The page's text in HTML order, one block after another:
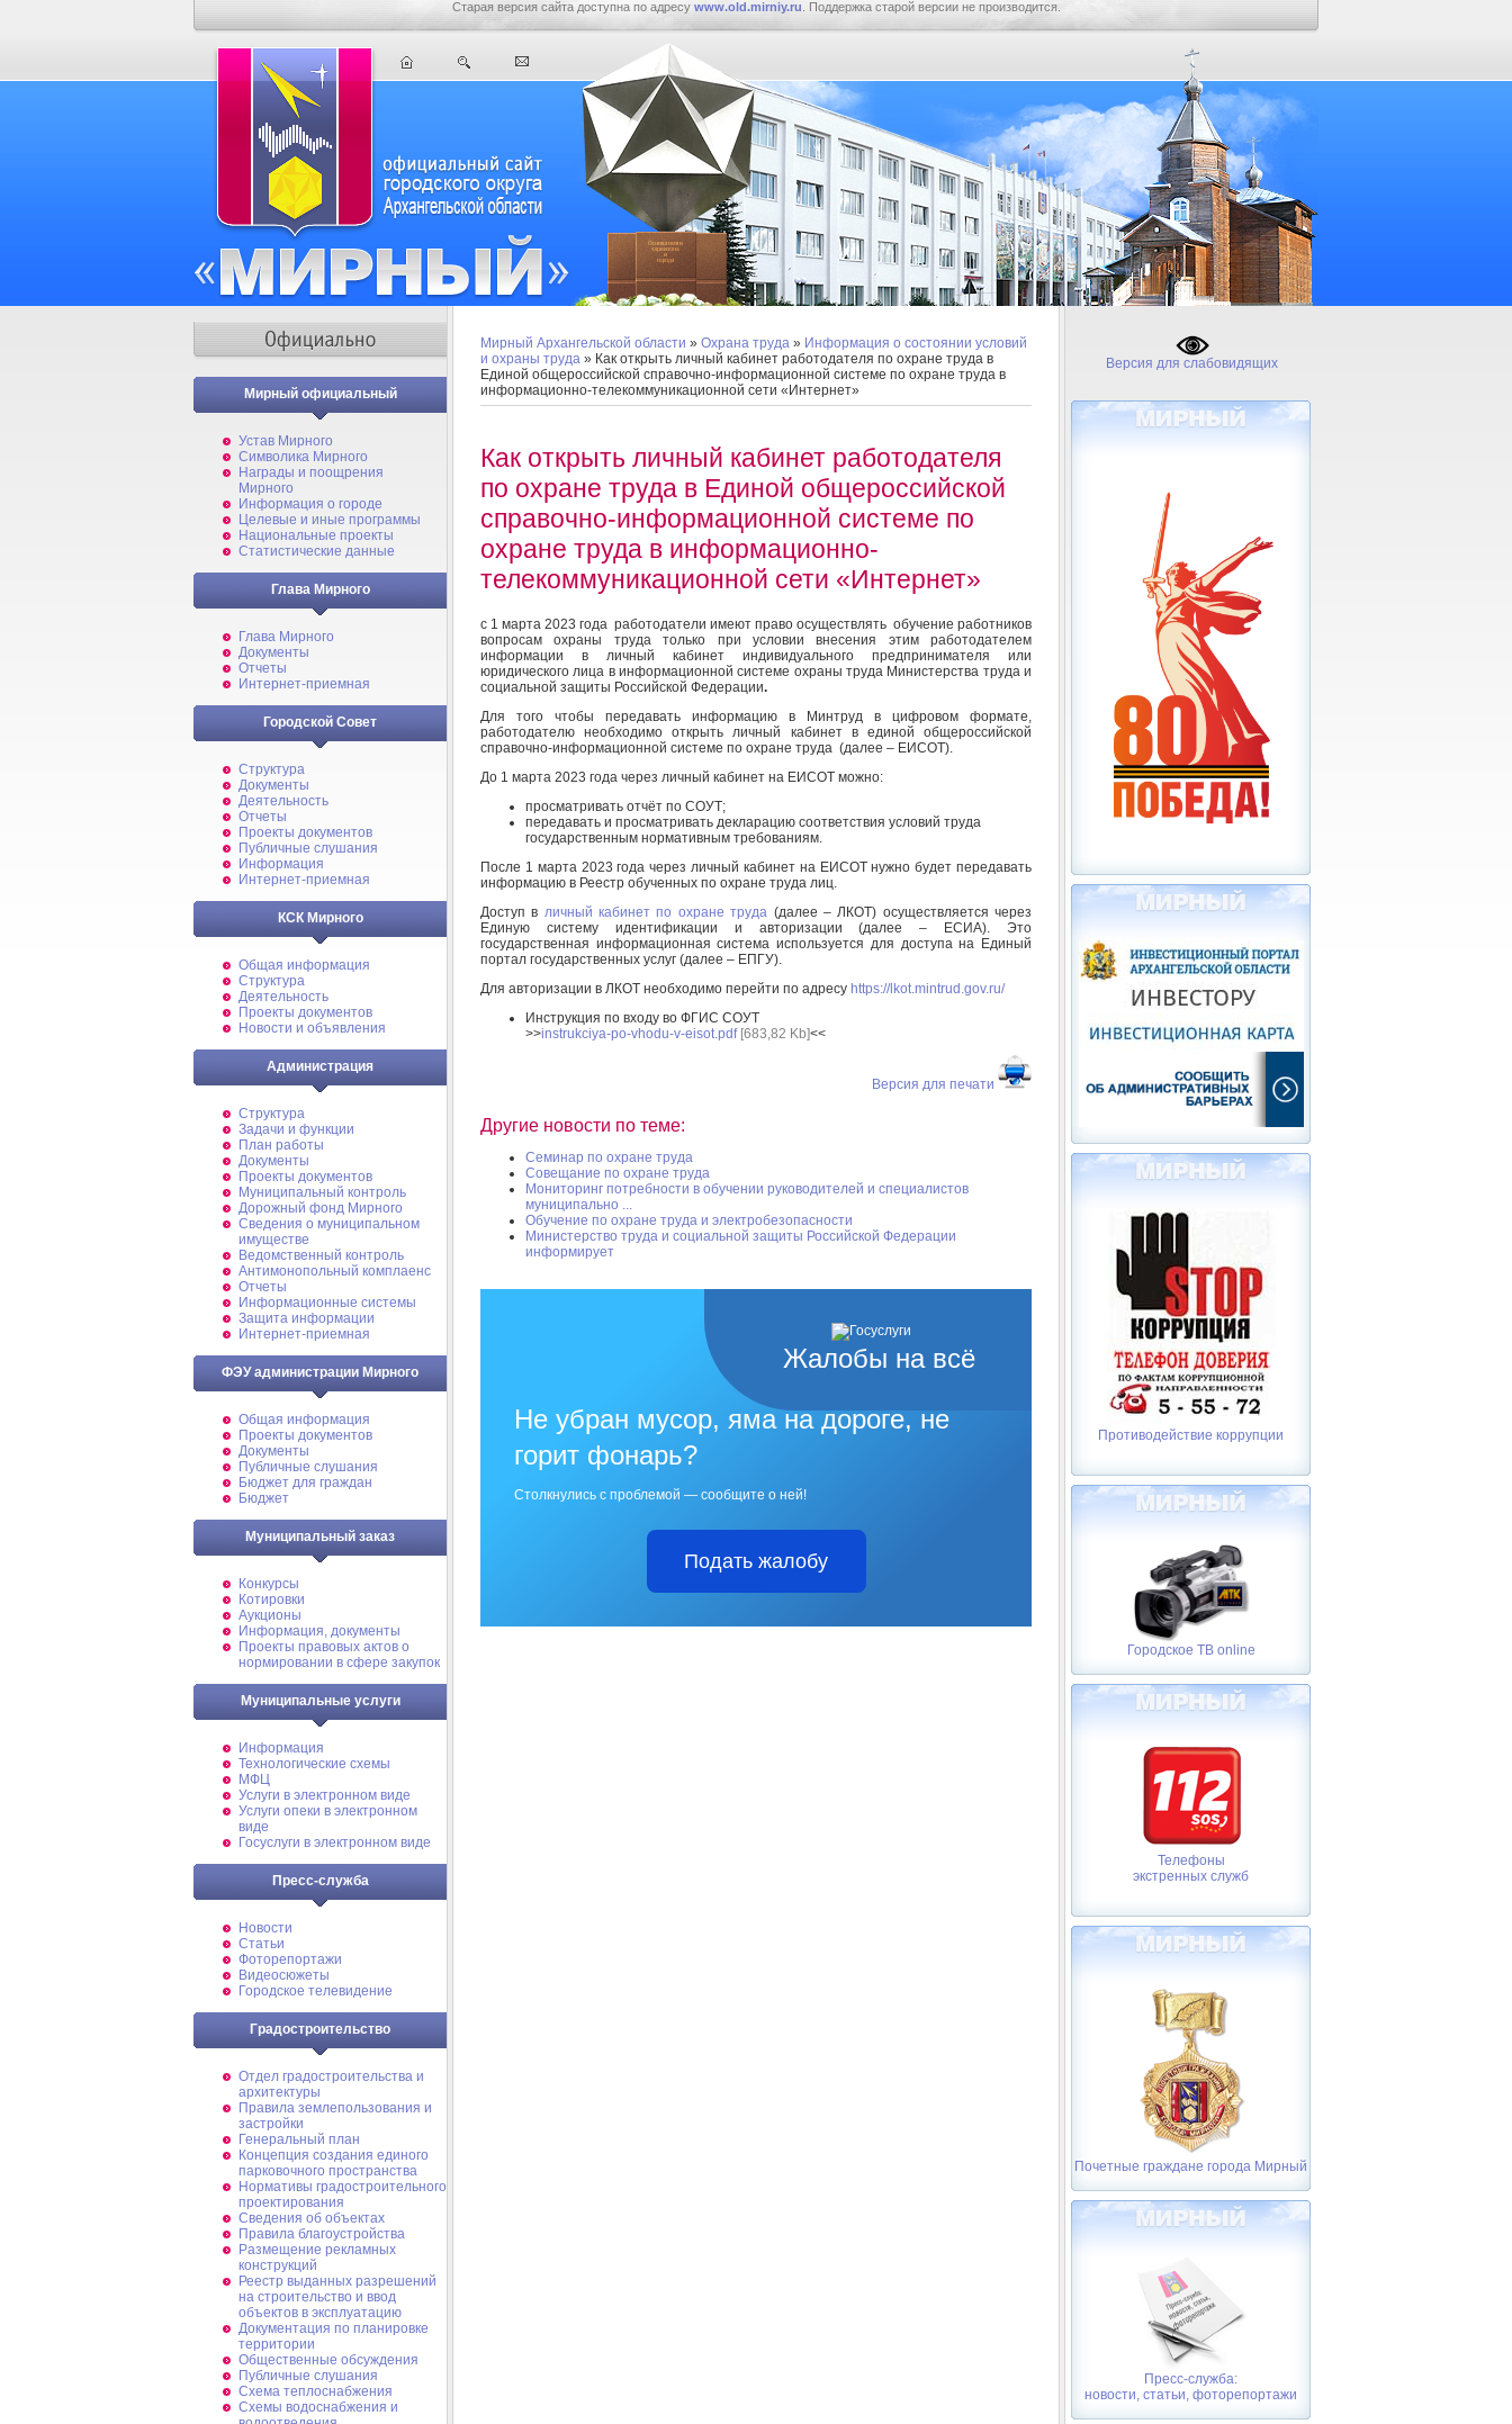
Старая версия сайта доступна по адресу www.old.mirniy.ru . Поддержка старой версии не производится.
Мирный официальный
Устав Мирного
Символика Мирного
Награды и поощрения
Мирного
Информация о городе
Целевые и иные программы
Национальные проекты
Статистические данные
Глава Мирного
Глава Мирного
Документы
Отчеты
Интернет-приемная
Городской Совет
Структура
Документы
Деятельность
Отчеты
Проекты документов
Публичные слушания
Информация
Интернет-приемная
КСК Мирного
Общая информация
Структура
Деятельность
Проекты документов
Новости и объявления
Администрация
Структура
Задачи и функции
План работы
Документы
Проекты документов
Муниципальный контроль
Дорожный фонд Мирного
Cведения о муниципальном
имуществе
Ведомственный контроль
Антимонопольный комплаенс
Отчеты
Информационные системы
Защита информации
Интернет-приемная
ФЭУ администрации Мирного
Общая информация
Проекты документов
Документы
Публичные слушания
Бюджет для граждан
Бюджет
Муниципальный заказ
Конкурсы
Котировки
Аукционы
Информация, документы
Проекты правовых актов о
нормировании в сфере закупок
Муниципальные услуги
Информация
Технологические схемы
МФЦ
Услуги в электронном виде
Услуги опеки в электронном
виде
Госуслуги в электронном виде
Пресс-служба
Новости
Статьи
Фоторепортажи
Видеосюжеты
Городское телевидение
Градостроительство
Отдел градостроительства и
архитектуры
Правила землепользования и
застройки
Генеральный план
Концепция создания единого
парковочного пространства
Нормативы градостроительного
проектирования
Сведения об объектах
Правила благоустройства
Размещение рекламных
конструкций
Реестр выданных разрешений
на строительство и ввод
объектов в эксплуатацию
Документация по планировке
территории
Общественные обсуждения
Публичные слушания
Схема теплоснабжения
Схемы водоснабжения и
Мирный Архангельской области » Охрана труда » Информация о состоянии условий
и охраны труда » Как открыть личный кабинет работодателя по охране труда в
Единой общероссийской справочно-информационной системе по охране труда в
информационно-телекоммуникационной сети «Интернет»
Как открыть личный кабинет работодателя
по охране труда в Единой общероссийской
справочно-информационной системе по
охране труда в информационно-
телекоммуникационной сети «Интернет»
с 1 марта 2023 года работодатели имеют право осуществлять обучение работников
вопросам охраны труда только при условии внесения этим работодателем
информации в личный кабинет индивидуального предпринимателя или
юридического лица в информационной системе охраны труда Министерства труда и
социальной защиты Российской Федерации.
Для того чтобы передавать информацию в Минтруд в цифровом формате,
работодателю необходимо открыть личный кабинет в единой общероссийской
справочно-информационной системе по охране труда (далее – ЕИСОТ).
До 1 марта 2023 года через личный кабинет на ЕИСОТ можно:
просматривать отчёт по СОУТ;
передавать и просматривать декларацию соответствия условий труда
государственным нормативным требованиям.
После 1 марта 2023 года через личный кабинет на ЕИСОТ нужно будет передавать
информацию в Реестр обученных по охране труда лиц.
Доступ в личный кабинет по охране труда (далее – ЛКОТ) осуществляется через
Единую систему идентификации и авторизации (далее – ЕСИА). Это
государственная информационная система используется для доступа на Единый
портал государственных услуг (далее – ЕПГУ).
Для авторизации в ЛКОТ необходимо перейти по адресу https://lkot.mintrud.gov.ru/
Инструкция по входу во ФГИС СОУТ
>>instrukciya-po-vhodu-v-eisot.pdf[683,82 Kb]<<
Версия для печати
Другие новости по теме:
Семинар по охране труда
Совещание по охране труда
Мониторинг потребности в обучении руководителей и специалистов
муниципально ...
Обучение по охране труда и электробезопасности
Министерство труда и социальной защиты Российской Федерации
информирует
Жалобы на всё
Не убран мусор, яма на дороге, не
горит фонарь?
Столкнулись с проблемой — сообщите о ней!
Подать жалобу
Версия для слабовидящих
Противодействие коррупции
Городское ТВ online
Телефоны
экстренных служб
Почетные граждане города Мирный
Пресс-служба:
новости, статьи, фоторепортажи